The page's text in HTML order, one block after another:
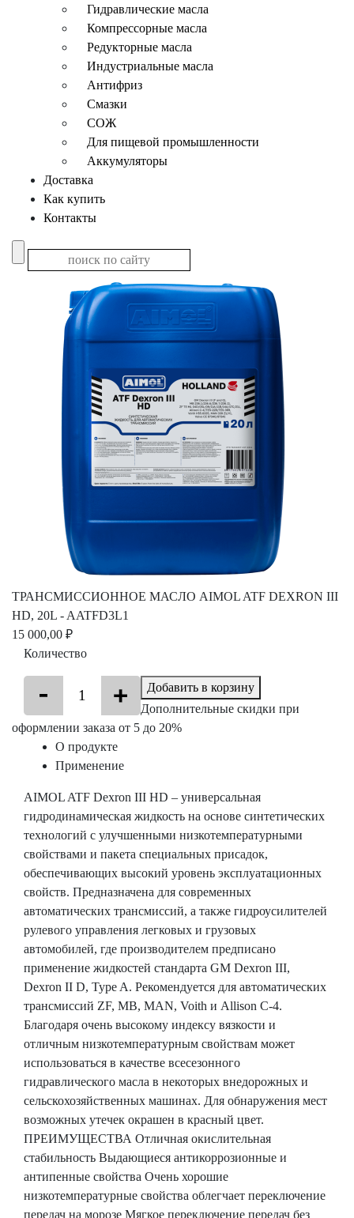
Гидравлические масла
Компрессорные масла
Редукторные масла
Индустриальные масла
Антифриз
Смазки
СОЖ
Для пищевой промышленности
Аккумуляторы
Доставка
Как купить
Контакты
ТРАНСМИССИОННОЕ МАСЛО AIMOL ATF DEXRON III
HD, 20L - AATFD3L1
15 000,00 ₽
Количество
Добавить в корзину
Дополнительные скидки при
оформлении заказа от 5 до 20%
О продукте
Применение
AIMOL ATF Dexron III HD – универсальная
гидродинамическая жидкость на основе синтетических
технологий с улучшенными низкотемпературными
свойствами и пакета специальных присадок,
обеспечивающих высокий уровень эксплуатационных
свойств. Предназначена для современных
автоматических трансмиссий, а также гидроусилителей
рулевого управления легковых и грузовых
автомобилей, где производителем предписано
применение жидкостей стандарта GM Dexron III,
Dexron II D, Type A. Рекомендуется для автоматических
трансмиссий ZF, MB, MAN, Voith и Allison C-4.
Благодаря очень высокому индексу вязкости и
отличным низкотемпературным свойствам может
использоваться в качестве всесезонного
гидравлического масла в некоторых внедорожных и
сельскохозяйственных машинах. Для обнаружения мест
возможных утечек окрашен в красный цвет.
ПРЕИМУЩЕСТВА Отличная окислительная
стабильность Выдающиеся антикоррозионные и
антипенные свойства Очень хорошие
низкотемпературные свойства облегчает переключение
передач на морозе Мягкое переключение передач без